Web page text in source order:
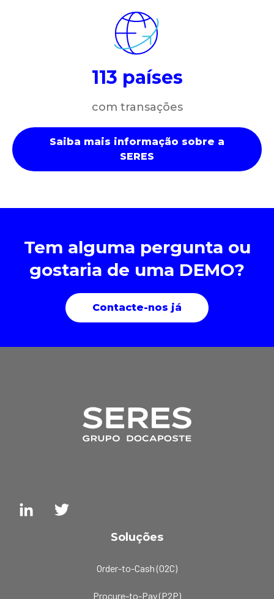
113 países
com transações
Saiba mais informação sobre a
SERES
Tem alguma pergunta ou
gostaria de uma DEMO?
Contacte-nos já
Soluções
Order-to-Cash (O2C)
Procure-to-Pay (P2P)